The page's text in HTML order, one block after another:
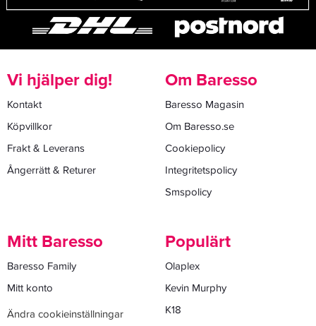
Vi hjälper dig!
Kontakt
Köpvillkor
Frakt & Leverans
Ångerrätt & Returer
Om Baresso
Baresso Magasin
Om Baresso.se
Cookiepolicy
Integritetspolicy
Smspolicy
Mitt Baresso
Baresso Family
Mitt konto
Ändra cookieinställningar
Populärt
Olaplex
Kevin Murphy
K18